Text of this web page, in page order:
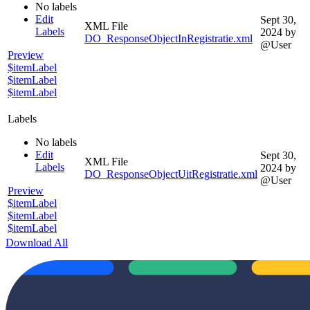
No labels
Edit
Labels
Preview
$itemLabel
$itemLabel
$itemLabel
XML File
DO_ResponseObjectInRegistratie.xml
Sept 30,
2024 by
@User
Labels
No labels
Edit
Labels
Preview
$itemLabel
$itemLabel
$itemLabel
XML File
DO_ResponseObjectUitRegistratie.xml
Sept 30,
2024 by
@User
Download All